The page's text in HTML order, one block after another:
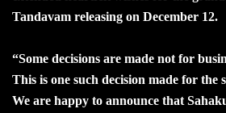
Tandavam releasing on December 12.
“Some decisions are made not for
This is one such decision made for the
We are happy to announce that